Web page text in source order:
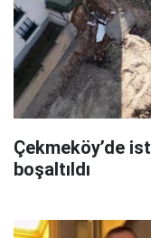
Çekmeköy’de
boşaltıldı